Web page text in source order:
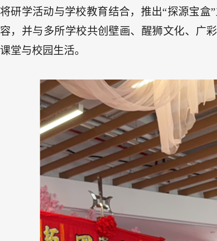
将研学活动与学校教育结合，推出“探源宝盒
容，并与多所学校共创壁画、醒狮文化、广
课堂与校园生活。